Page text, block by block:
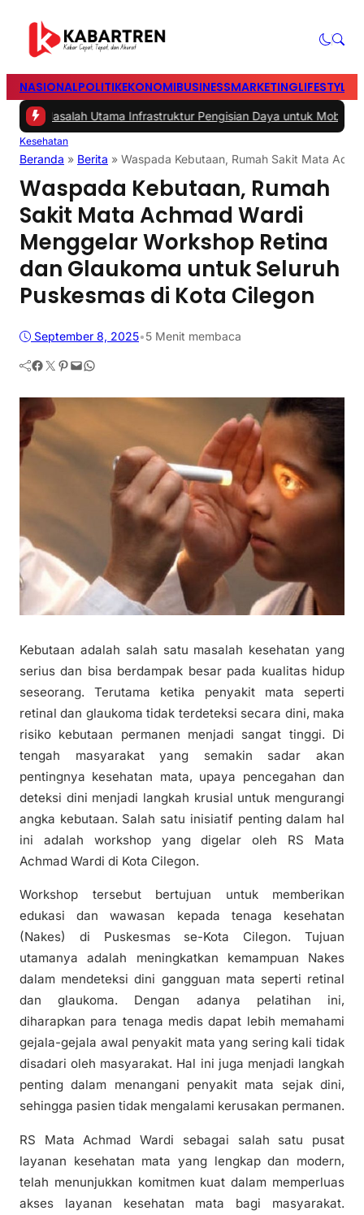
NASIONALPOLITIKEKONOMIBUSINESSMARKETINGLIFESTYLE
Utama Infrastruktur Pengisian Daya untuk Mobil Listrik yang
Kesehatan
Beranda » Berita » Waspada Kebutaan, Rumah Sakit Mata
Waspada Kebutaan, Rumah
Sakit Mata Achmad Wardi
Menggelar Workshop Retina
dan Glaukoma untuk Seluruh
Puskesmas di Kota Cilegon
September 8, 2025•5 Menit membaca
Facebook Twitter Pinterest Mail WhatsApp
Kebutaan adalah salah satu masalah kesehatan yang
serius dan bisa berdampak besar pada kualitas hidup
seseorang. Terutama ketika penyakit mata seperti
retinal dan glaukoma tidak terdeteksi secara dini, maka
risiko kebutaan permanen menjadi sangat tinggi. Di
tengah masyarakat yang semakin sadar akan
pentingnya kesehatan mata, upaya pencegahan dan
deteksi dini menjadi langkah krusial untuk mengurangi
angka kebutaan. Salah satu inisiatif penting dalam hal
ini adalah workshop yang digelar oleh RS Mata
Achmad Wardi di Kota Cilegon.
Workshop tersebut bertujuan untuk memberikan
edukasi dan wawasan kepada tenaga kesehatan
(Nakes) di Puskesmas se-Kota Cilegon. Tujuan
utamanya adalah meningkatkan kemampuan Nakes
dalam mendeteksi dini gangguan mata seperti retinal
dan glaukoma. Dengan adanya pelatihan ini,
diharapkan para tenaga medis dapat lebih memahami
gejala-gejala awal penyakit mata yang sering kali tidak
disadari oleh masyarakat. Hal ini juga menjadi langkah
penting dalam menangani penyakit mata sejak dini,
sehingga pasien tidak mengalami kerusakan permanen.
RS Mata Achmad Wardi sebagai salah satu pusat
layanan kesehatan mata yang lengkap dan modern,
telah menunjukkan komitmen kuat dalam memperluas
akses layanan kesehatan mata bagi masyarakat.